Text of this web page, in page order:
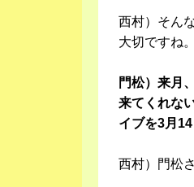
西村）そん
大切ですね
門松）来月
来てくれな
イブを3月
西村）門松